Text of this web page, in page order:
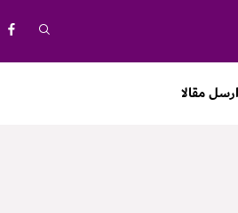
ارسل مقالا